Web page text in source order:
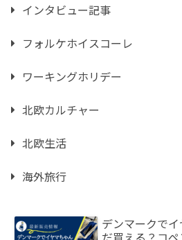
インタビュー記事
フォルケホイスコーレ
ワーキングホリデー
北欧カルチャー
北欧生活
海外旅行
デンマークで